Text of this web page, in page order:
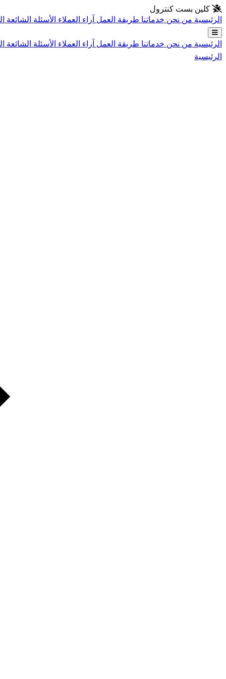
انتقل إلى المحتوى الرئيسي
كلين بست كنترول
الرئيسية من نحن خدماتنا طريقة العمل آراء العملاء الأسئلة الشائعة
الرئيسية من نحن خدماتنا طريقة العمل آراء العملاء الأسئلة الشائعة
الرئيسية